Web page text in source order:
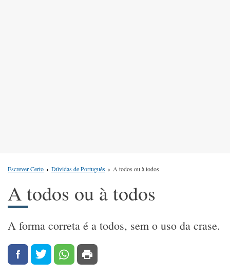
Escrever Certo Dúvidas de Português A todos ou à todos
A todos ou à todos
A forma correta é a todos, sem o uso da crase.